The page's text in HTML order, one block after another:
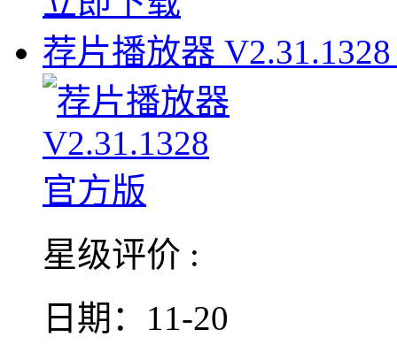
荐片播放器
星级评价 :
日期：11-20